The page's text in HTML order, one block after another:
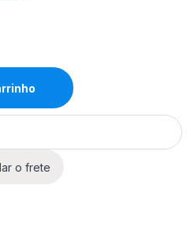
Nashville Black Diamond quantity